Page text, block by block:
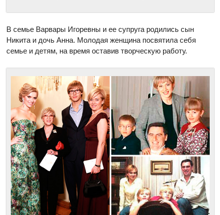
В семье Варвары Игоревны и ее супруга родились сын
Никита и дочь Анна. Молодая женщина посвятила себя
семье и детям, на время оставив творческую работу.